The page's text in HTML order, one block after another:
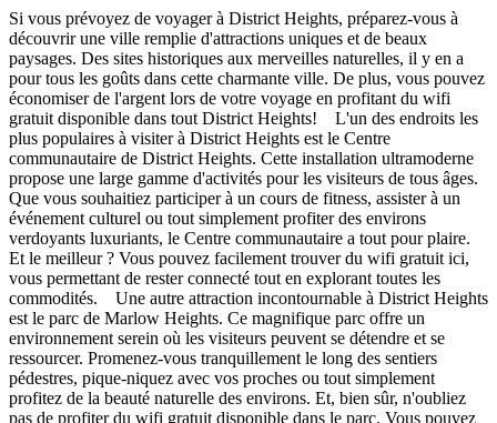
Si vous prévoyez de voyager à District Heights, préparez-vous à
découvrir une ville remplie d'attractions uniques et de beaux
paysages. Des sites historiques aux merveilles naturelles, il y en a
pour tous les goûts dans cette charmante ville. De plus, vous pouvez
économiser de l'argent lors de votre voyage en profitant du wifi
gratuit disponible dans tout District Heights! L'un des endroits les
plus populaires à visiter à District Heights est le Centre
communautaire de District Heights. Cette installation ultramoderne
propose une large gamme d'activités pour les visiteurs de tous âges.
Que vous souhaitiez participer à un cours de fitness, assister à un
événement culturel ou tout simplement profiter des environs
verdoyants luxuriants, le Centre communautaire a tout pour plaire.
Et le meilleur ? Vous pouvez facilement trouver du wifi gratuit ici,
vous permettant de rester connecté tout en explorant toutes les
commodités. Une autre attraction incontournable à District Heights
est le parc de Marlow Heights. Ce magnifique parc offre un
environnement serein où les visiteurs peuvent se détendre et se
ressourcer. Promenez-vous tranquillement le long des sentiers
pédestres, pique-niquez avec vos proches ou tout simplement
profitez de la beauté naturelle des environs. Et, bien sûr, n'oubliez
pas de profiter du wifi gratuit disponible dans le parc. Vous pouvez